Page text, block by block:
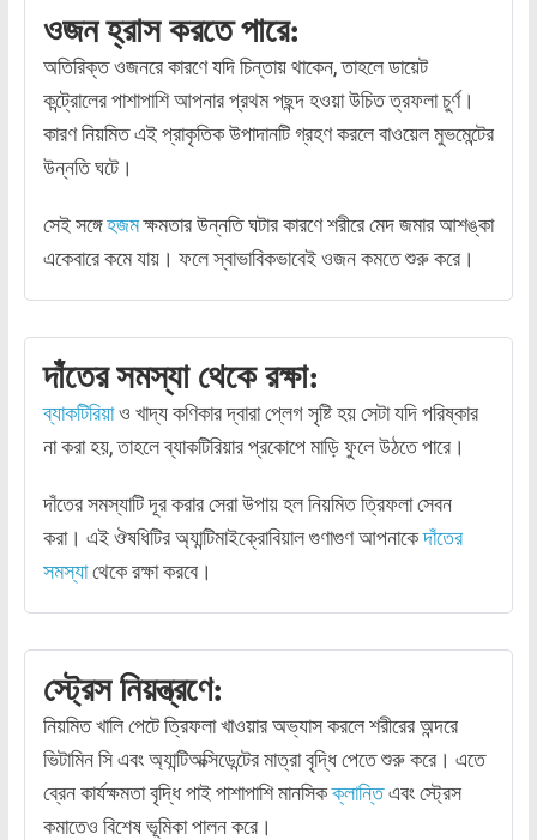
ওজন হ্রাস করতে পারে:
অতিরিক্ত ওজনরে কারণে যদি চিন্তায় থাকেন, তাহলে ডায়েট
কন্ট্রোলের পাশাপাশি আপনার প্রথম পছন্দ হওয়া উচিত ত্রফলা চুর্ণ।
কারণ নিয়মিত এই প্রাকৃতিক উপাদানটি গ্রহণ করলে বাওয়েল মুভমেন্টের
উন্নতি ঘটে।
সেই সঙ্গেহজমক্ষমতার উন্নতি ঘটার কারণে শরীরে মেদ জমার আশঙ্কা
একেবারে কমে যায়। ফলে স্বাভাবিকভাবেই ওজন কমতে শুরু করে।
দাঁতের সমস্যা থেকে রক্ষা:
ব্যাকটিরিয়াও খাদ্য কণিকার দ্বারা প্লেগ সৃষ্টি হয় সেটা যদি পরিষ্কার
না করা হয়, তাহলে ব্যাকটিরিয়ার প্রকোপে মাড়ি ফুলে উঠতে পারে।
দাঁতের সমস্যাটি দূর করার সেরা উপায় হল নিয়মিত ত্রিফলা সেবন
করা। এই ঔষধিটির অ্যান্টিমাইক্রোবিয়াল গুণাগুণ আপনাকেদাঁতের
সমস্যাথেকে রক্ষা করবে।
স্ট্রেস নিয়ন্ত্রণে:
নিয়মিত খালি পেটে ত্রিফলা খাওয়ার অভ্যাস করলে শরীরের অন্দরে
ভিটামিন সি এবং অ্যান্টিঅক্সিডেন্টের মাত্রা বৃদ্ধি পেতে শুরু করে। এতে
ব্রেন কার্যক্ষমতা বৃদ্ধি পাই পাশাপাশি মানসিকক্লান্তিএবং স্ট্রেস
কমাতেও বিশেষ ভূমিকা পালন করে।